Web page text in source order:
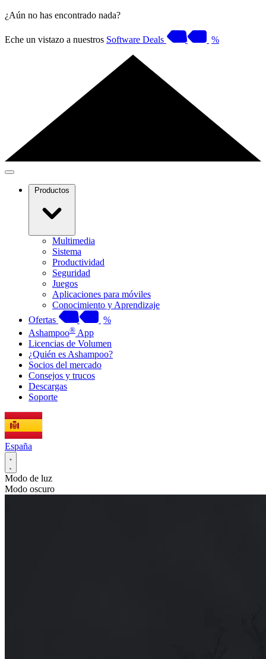
¿Aún no has encontrado nada?
Eche un vistazo a nuestros Software Deals %
Productos
Multimedia
Sistema
Productividad
Seguridad
Juegos
Aplicaciones para móviles
Conocimiento y Aprendizaje
Ofertas
%
Ashampoo® App
Licencias de Volumen
¿Quién es Ashampoo?
Socios del mercado
Consejos y trucos
Descargas
Soporte
España
Modo de luz
Modo oscuro